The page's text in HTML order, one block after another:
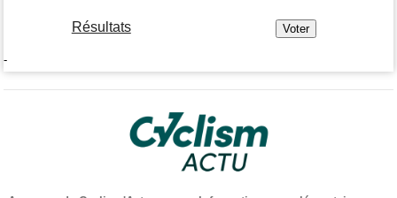
Résultats
-